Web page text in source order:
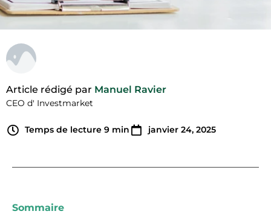
Article rédigé par Manuel Ravier
CEO d' Investmarket
Temps de lecture 9 min janvier 24, 2025
Sommaire